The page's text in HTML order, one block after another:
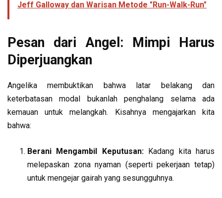
Jeff Galloway dan Warisan Metode "Run-Walk-Run"
Pesan dari Angel: Mimpi Harus
Diperjuangkan
Angelika membuktikan bahwa latar belakang dan
keterbatasan modal bukanlah penghalang selama ada
kemauan untuk melangkah. Kisahnya mengajarkan kita
bahwa:
Berani Mengambil Keputusan:Kadang kita harus
melepaskan zona nyaman (seperti pekerjaan tetap)
untuk mengejar gairah yang sesungguhnya.